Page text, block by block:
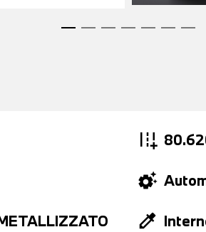
add_road
settings_suggest
colorize